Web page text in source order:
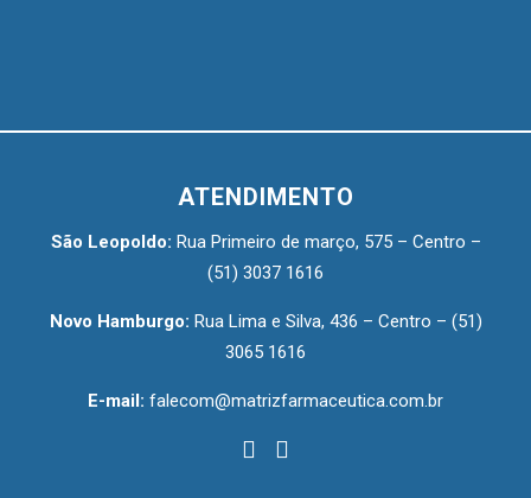
ATENDIMENTO
São Leopoldo: Rua Primeiro de março, 575 – Centro –
(51) 3037 1616
Novo Hamburgo: Rua Lima e Silva, 436 – Centro – (51)
3065 1616
E-mail: falecom@matrizfarmaceutica.com.br